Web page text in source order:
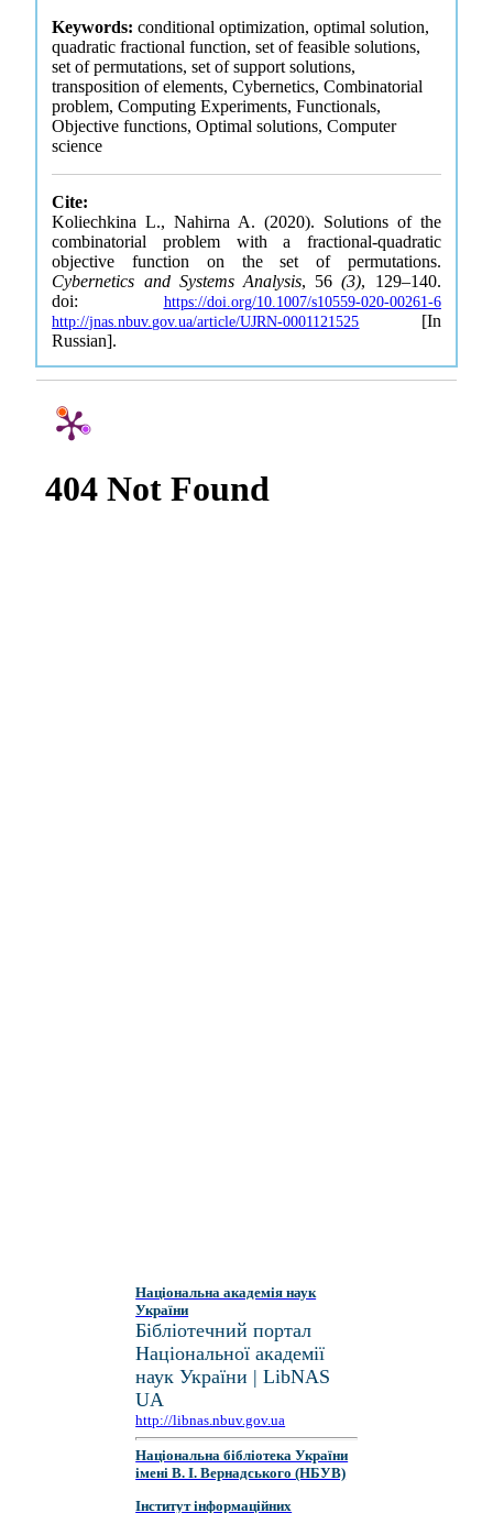
Keywords:conditional optimization, optimal solution,
quadratic fractional function, set of feasible solutions,
set of permutations, set of support solutions,
transposition of elements, Cybernetics, Combinatorial
problem, Computing Experiments, Functionals,
Objective functions, Optimal solutions, Computer
science
Cite:
Koliechkina L., Nahirna A. (2020). Solutions of the
combinatorial problem with a fractional-quadratic
objective function on the set of permutations.
Cybernetics and Systems Analysis, 56(3), 129–140.
doi: https://doi.org/10.1007/s10559-020-00261-6
http://jnas.nbuv.gov.ua/article/UJRN-0001121525 [In
Russian].
Національна академія наук
України
Бібліотечний портал
Національної академії
наук України | LibNAS
UA
http://libnas.nbuv.gov.ua
Національна бібліотека України
імені В. І. Вернадського (НБУВ)
Інститут інформаційних